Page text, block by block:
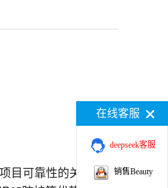
目可靠性的关
在线客服
deepseek客服
销售Beauty